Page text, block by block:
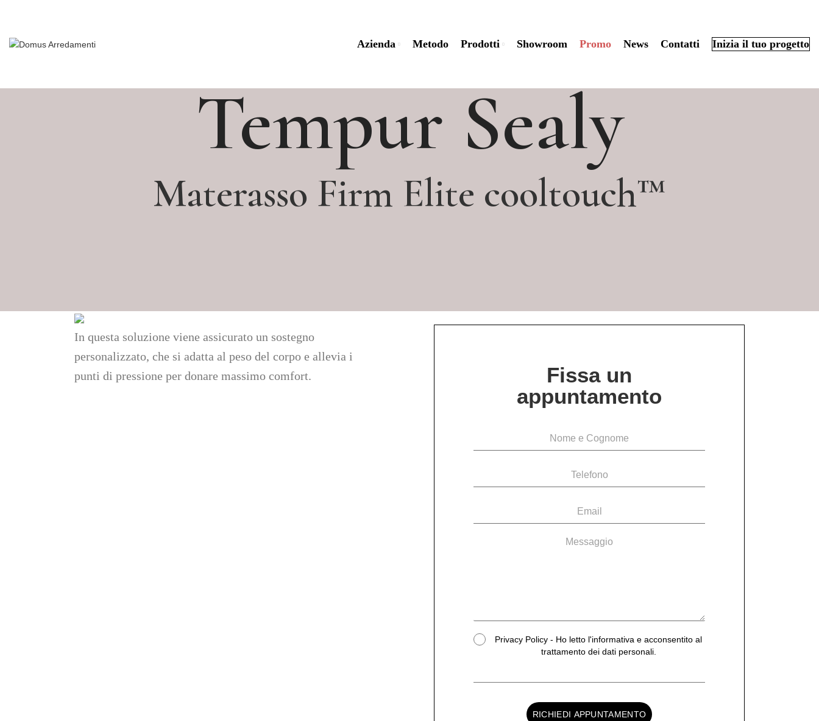
Azienda Metodo Prodotti Showroom Promo News Contatti Inizia il tuo progetto
Tempur Sealy
Materasso Firm Elite cooltouch™
In questa soluzione viene assicurato un sostegno
personalizzato, che si adatta al peso del corpo e allevia i
punti di pressione per donare massimo comfort.
Fissa un
appuntamento
Privacy Policy - Ho letto l'informativa e acconsentito al
trattamento dei dati personali.
RICHIEDI APPUNTAMENTO